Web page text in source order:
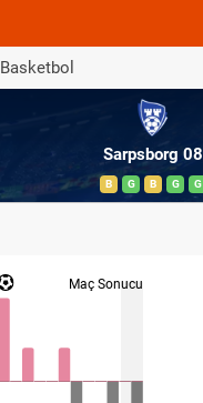
Basketbol
Sarpsborg 08
B G B G G
Maç Sonucu